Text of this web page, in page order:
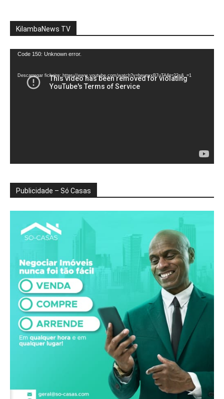
KilambaNews TV
Reprodutor
vídeo
Code 150: Unknown error.
Descarregar ficheiro: https://www.youtube.com/watch?v=heunxxB7uTA&t=22s&_=1
Publicidade – Só Casas